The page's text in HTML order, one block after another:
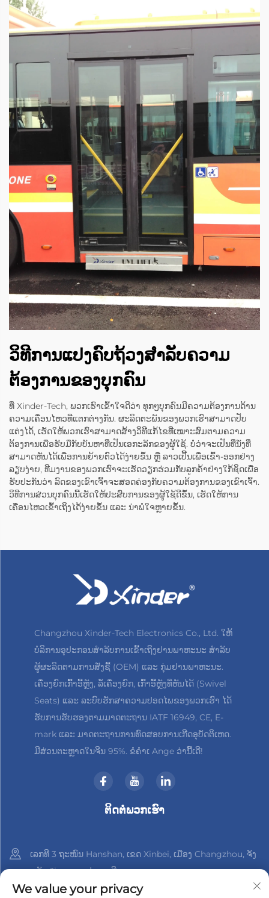
ວິທີການແປງຄົບຖ້ວງສํາລັບຄວາມ
ຕ້ອງການຂອງບຸກຄົນ
ທີ່ Xinder-Tech, ພວກເຮົາເຂົ້າໃຈດີວ່າ ທຸກໆບຸກຄົນມີຄວາມຕ້ອງການດ້ານ
ຄວາມເຄື່ອນໄຫວທີ່ແຕກຕ່າງກັນ. ຜະລິດຕະພັນຂອງພວກເຮົາສາມາດປັບ
ແຕ່ງໄດ້, ເຮັດໃຫ້ພວກເຮົາສາມາດສ້າງວິທີແກ້ໄຂທີ່ເໝາະສົມຕາມຄວາມ
ຕ້ອງການເພື່ອຮັບມືກັບບັນຫາທີ່ເປັນເອກະລັກຂອງຜູ້ໃຊ້. ບໍ່ວ່າຈະເປັນທີ່ນັ່ງທີ່
ສາມາດຫັນໄດ້ເພື່ອການຍ້າຍຕົວໄດ້ງ່າຍຂຶ້ນ ຫຼື ລາວເປີ້ນເພື່ອເຂົ້າ-ອອກຢ່າງ
ລຽບງ່າຍ, ທີມງານຂອງພວກເຮົາຈະເຮັດວຽກຮ່ວມກັບລູກຄ້າຢ່າງໃກ້ຊິດເພື່ອ
ຮັບປະກັນວ່າ ລົດຂອງເຂົາເຈົ້າຈະສອດຄ່ອງກັບຄວາມຕ້ອງການຂອງເຂົາເຈົ້າ.
ວິທີການສ່ວນບຸກຄົນນີ້ເຮັດໃຫ້ປະສົບການຂອງຜູ້ໃຊ້ດີຂຶ້ນ, ເຮັດໃຫ້ການ
ເຄື່ອນໄຫວເຂົ້າເຖິງໄດ້ງ່າຍຂຶ້ນ ແລະ ນ່າພໍໃຈຫຼາຍຂຶ້ນ.
Changzhou Xinder-Tech Electronics Co., Ltd. ໃຫ້
ບໍລິການອຸປະກອນສຳລັບການເຂົ້າເຖິງຢານພາຫະນະ ສຳລັບ
ຜູ້ຜະລິດຕາມການສັ່ງຊື້ (OEM) ແລະ ກຸ່ມຢານພາຫະນະ.
ເຄື່ອງຍົກເກົ້າອີ້ຫຼັງ, ລໍ້ເຄື່ອງຍົກ, ເກົ້າອີ້ຫຼັງທີ່ຫັນໄດ້ (Swivel
Seats) ແລະ ລະບົບຮັກສາຄວາມປອດໄພຂອງພວກເຮົາ ໄດ້
ຮັບການຮັບຮອງຕາມມາດຕະຖານ IATF 16949, CE, E-
mark ແລະ ມາດຕະຖານການທົດສອບການເກີດອຸບັດຕິເຫດ.
ມີສ່ວນຕະຫຼາດໃນຈີນ 95%. ຂໍຄຳເ Ange ວ່ານີ້ເດີ!
ຕິດຕໍ່ພວກເຮົາ
ເລກທີ 3 ຖະໜົນ Hanshan, ເຂດ Xinbei, ເມືອງ Changzhou, ຈັງ
ຫວັດ Jiangsu, ປະເທດຈີນ
We value your privacy